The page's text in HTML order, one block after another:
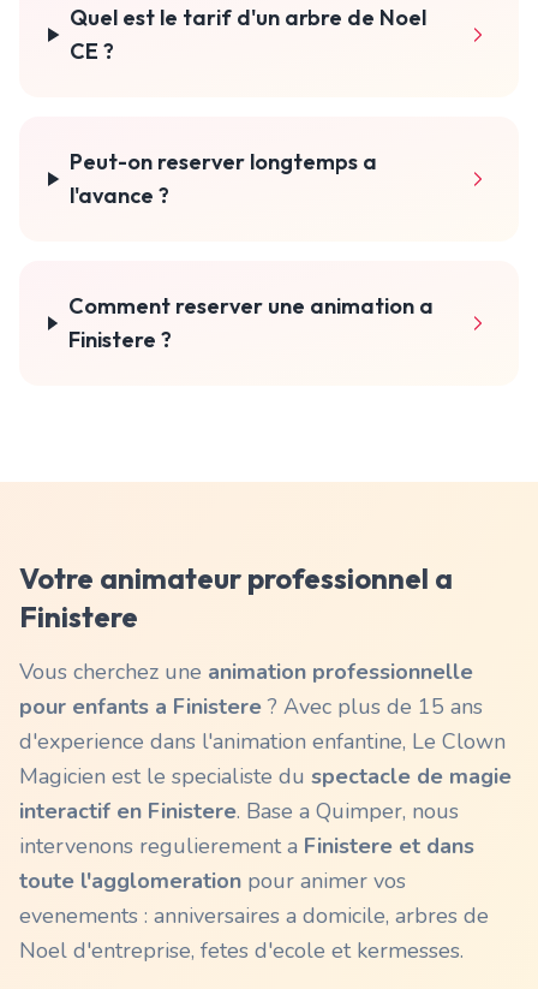
Quel est le tarif d'un arbre de Noel
CE ?
Peut-on reserver longtemps a
l'avance ?
Comment reserver une animation a
Finistere ?
Votre animateur professionnel a
Finistere
Vous cherchez une animation professionnelle
pour enfants a Finistere? Avec plus de 15 ans
d'experience dans l'animation enfantine, Le Clown
Magicien est le specialiste du spectacle de magie
interactif en Finistere. Base a Quimper, nous
intervenons regulierement a Finistere et dans
toute l'agglomeration pour animer vos
evenements : anniversaires a domicile, arbres de
Noel d'entreprise, fetes d'ecole et kermesses.